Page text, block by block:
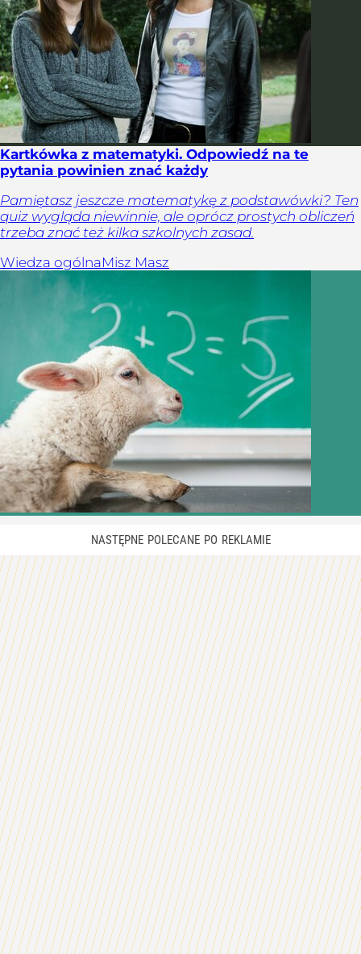
Kartkówka z matematyki. Odpowiedź na te
pytania powinien znać każdy
Pamiętasz jeszcze matematykę z podstawówki? Ten
quiz wygląda niewinnie, ale oprócz prostych obliczeń
trzeba znać też kilka szkolnych zasad.
Wiedza ogólnaMisz Masz